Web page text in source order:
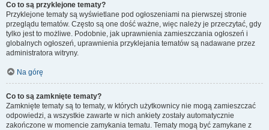
Co to są przyklejone tematy?
Przyklejone tematy są wyświetlane pod ogłoszeniami na pierwszej stronie
przeglądu tematów. Często są one dość ważne, więc należy je przeczytać, gdy
tylko jest to możliwe. Podobnie, jak uprawnienia zamieszczania ogłoszeń i
globalnych ogłoszeń, uprawnienia przyklejania tematów są nadawane przez
administratora witryny.
Na górę
Co to są zamknięte tematy?
Zamknięte tematy są to tematy, w których użytkownicy nie mogą zamieszczać
odpowiedzi, a wszystkie zawarte w nich ankiety zostały automatycznie
zakończone w momencie zamykania tematu. Tematy mogą być zamykane z